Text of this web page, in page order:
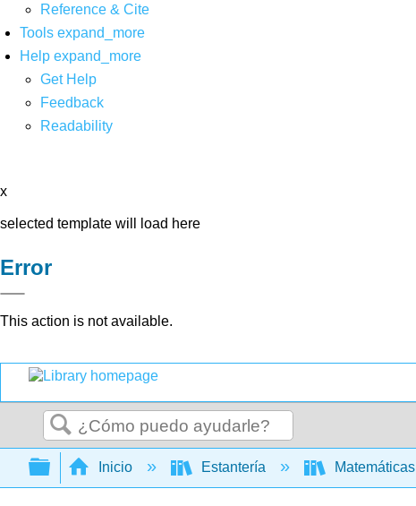
Reference & Cite
Tools expand_more
Help expand_more
Get Help
Feedback
Readability
x
selected template will load here
Error
This action is not available.
Buscar
Expandir/contraer jerarquía global
Inicio Estantería Matemáticas